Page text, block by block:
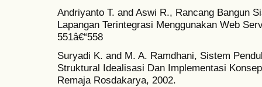
Andriyanto T. and Aswi R., Rancang Bangun
Lapangan Terintegrasi Menggunakan Web
551â€“558
Suryadi K. and M. A. Ramdhani, Sistem
Struktural Idealisasi Dan Implementasi
Remaja Rosdakarya, 2002.